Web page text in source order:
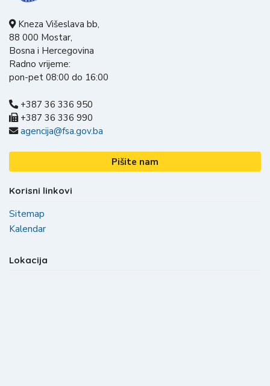
Kneza Višeslava bb,
88 000 Mostar,
Bosna i Hercegovina
Radno vrijeme:
pon-pet 08:00 do 16:00
+387 36 336 950
+387 36 336 990
agencija@fsa.gov.ba
Pišite nam
Korisni linkovi
Sitemap
Kalendar
Lokacija